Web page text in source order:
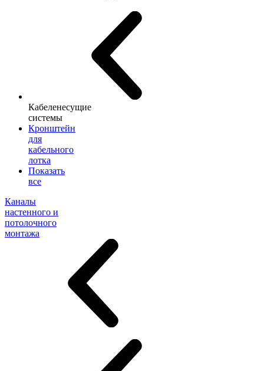
Кабеленесущие
системы
Кронштейн
для
кабельного
лотка
Показать
все
Каналы
настенного и
потолочного
монтажа